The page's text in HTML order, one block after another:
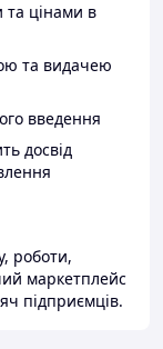
цінами в
та видачею
введення
досвід
роботи,
маркетплейс
підприємців.